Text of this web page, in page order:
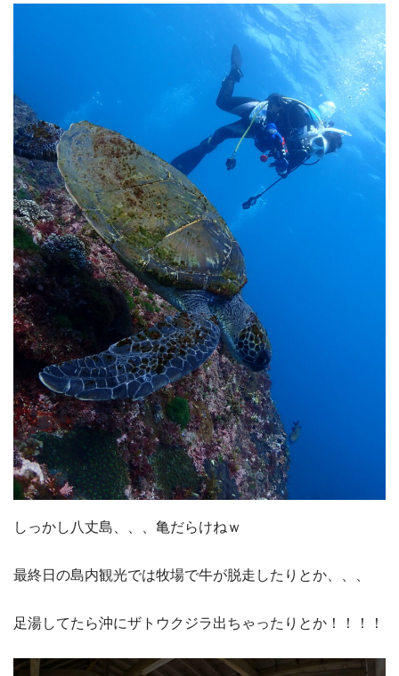
しっかし八丈島、、、亀だらけねｗ
最終日の島内観光では牧場で牛が脱走したりとか、、、
足湯してたら沖にザトウクジラ出ちゃったりとか！！！！